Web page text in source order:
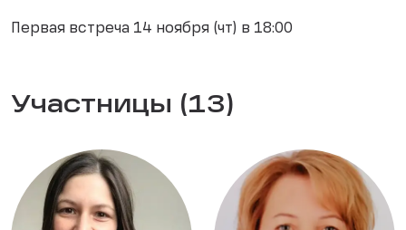
Первая встреча 14 ноября (чт) в 18:00
Участницы (13)